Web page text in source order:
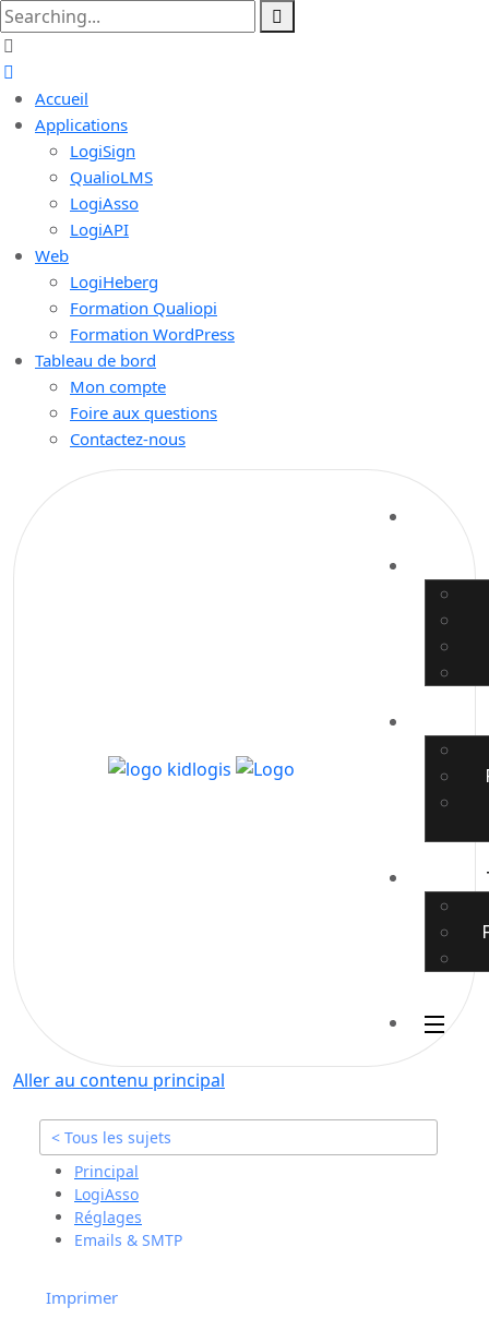
Accueil
Applications
LogiSign
QualioLMS
LogiAsso
LogiAPI
Web
LogiHeberg
Formation Qualiopi
Formation WordPress
Tableau de bord
Mon compte
Foire aux questions
Contactez-nous
Aller au contenu principal
< Tous les sujets
Principal
LogiAsso
Réglages
Emails & SMTP
Imprimer